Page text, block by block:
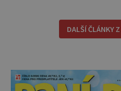
jak si udržet klid v hlavě,
radost v duši.
DALŠÍ ČLÁNKY Z